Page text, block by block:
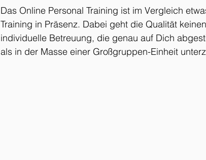
Das Online Personal Training ist im Vergleich
Training in Präsenz. Dabei geht die Qualität
individuelle Betreuung, die genau auf Dich
als in der Masse einer Großgruppen-Einheit